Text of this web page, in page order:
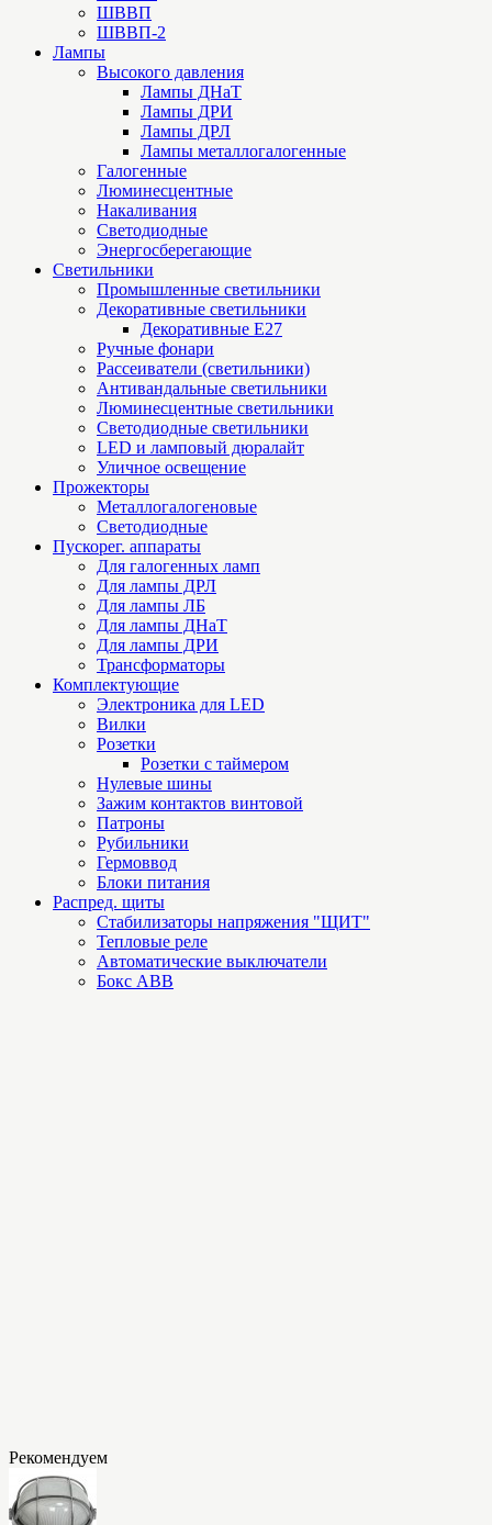
ШВВП
ШВВП-2
Лампы
Высокого давления
Лампы ДНаТ
Лампы ДРИ
Лампы ДРЛ
Лампы металлогалогенные
Галогенные
Люминесцентные
Накаливания
Светодиодные
Энергосберегающие
Светильники
Промышленные светильники
Декоративные светильники
Декоративные Е27
Ручные фонари
Рассеиватели (светильники)
Антивандальные светильники
Люминесцентные светильники
Cветодиодные светильники
LED и ламповый дюралайт
Уличное освещение
Прожекторы
Металлогалогеновые
Светодиодные
Пускорег. аппараты
Для галогенных ламп
Для лампы ДРЛ
Для лампы ЛБ
Для лампы ДНаТ
Для лампы ДРИ
Трансформаторы
Комплектующие
Электроника для LED
Вилки
Розетки
Розетки с таймером
Нулевые шины
Зажим контактов винтовой
Патроны
Рубильники
Гермоввод
Блоки питания
Распред. щиты
Стабилизаторы напряжения "ЩИТ"
Тепловые реле
Автоматические выключатели
Бокс ABB
Рекомендуем